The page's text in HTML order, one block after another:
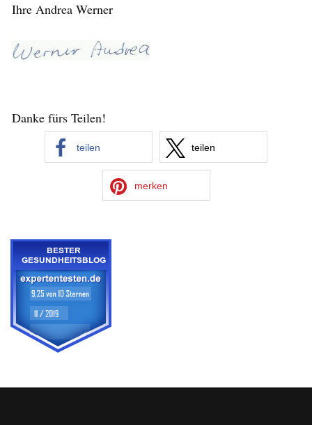
Ihre Andrea Werner
Danke fürs Teilen!
teilen teilen
merken